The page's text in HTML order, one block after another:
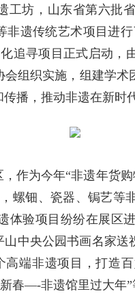
工坊，山东省第六批
非遗传统艺术项目进
追寻项目正式启动
组织实施，组建学
播，推动非遗在新时
作为今年“非遗年货
螺钿、瓷器、锔艺等
体验项目纷纷在展区
中央公园书画名家
高端非遗项目，打造
春—-非遗馆里过大年”